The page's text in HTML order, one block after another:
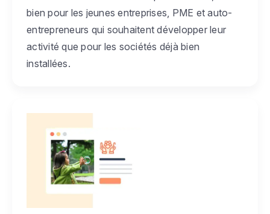
bien pour les jeunes entreprises, PME et auto-
entrepreneurs qui souhaitent développer leur
activité que pour les sociétés déjà bien
installées.